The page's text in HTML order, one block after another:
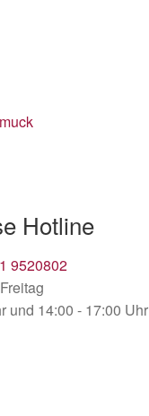
Hotline
9520802
und 14:00 - 17:00 Uhr